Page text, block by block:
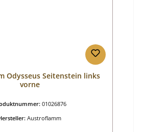
Odysseus Seitenstein links
vorne
01026876
Austroflamm